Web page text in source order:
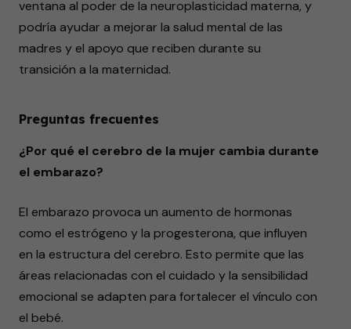
ventana al poder de la neuroplasticidad materna, y
podría ayudar a mejorar la salud mental de las
madres y el apoyo que reciben durante su
transición a la maternidad.
Preguntas frecuentes
¿Por qué el cerebro de la mujer cambia durante
el embarazo?
El embarazo provoca un aumento de hormonas
como el estrógeno y la progesterona, que influyen
en la estructura del cerebro. Esto permite que las
áreas relacionadas con el cuidado y la sensibilidad
emocional se adapten para fortalecer el vínculo con
el bebé.